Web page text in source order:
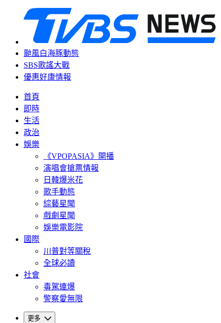
颱風白海豚動態
SBS歌謠大戰
優惠好康情報
首頁
即時
生活
政治
娛樂
《VPOPASIA》開播
演唱會搶票情報
日韓爆米花
歌手動態
綜藝星聞
戲劇星聞
娛樂電影院
國際
川普對等關稅
全球必讀
社會
毒駕連爆
警察愛無限
更多